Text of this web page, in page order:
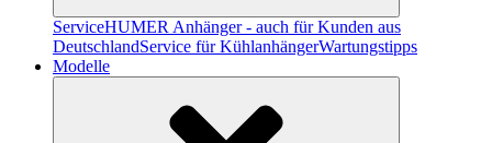
ServiceHUMER Anhänger - auch für Kunden aus
DeutschlandService für KühlanhängerWartungstipps
Modelle